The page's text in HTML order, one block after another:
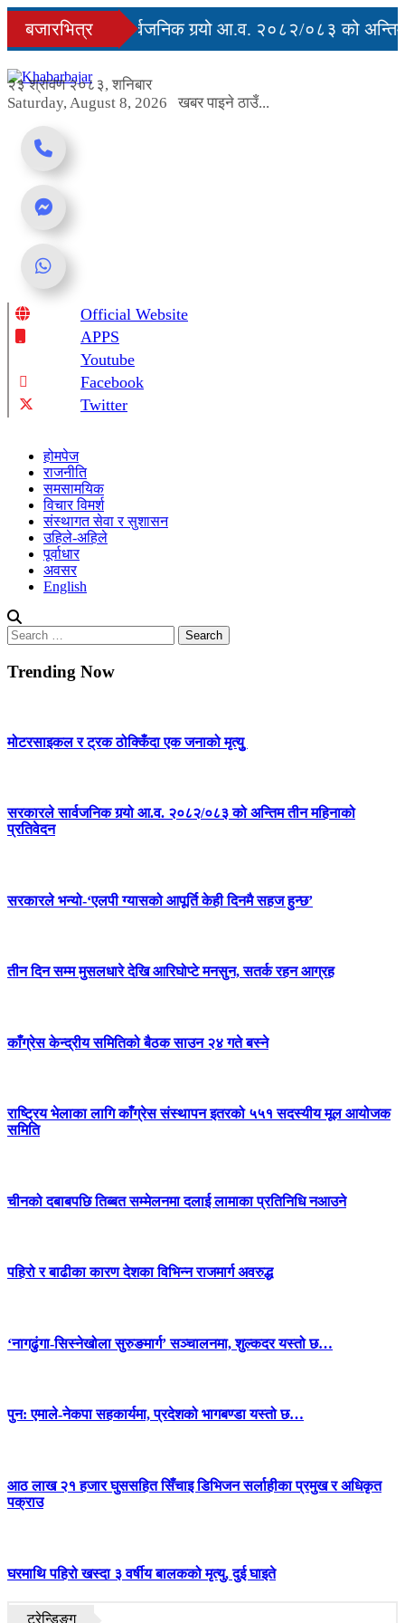
Skip
content
बजारभित्र
सरकारले सार्वजनिक गर्‍यो आ.व. २०८२/०८३ को अन्तिम
२३ श्रावण २०८३, शनिबार
Saturday, August 8, 2026
खबर पाइने ठाउँ...
Online News Portal
Official Website
APPS
Youtube
Facebook
Twitter
होमपेज
राजनीति
समसामयिक
विचार विमर्श
संस्थागत सेवा र सुशासन
उहिले-अहिले
पूर्वाधार
अवसर
English
Search
for:
Trending Now
मोटरसाइकल र ट्रक ठोक्किँदा एक जनाको मृत्युु
सरकारले सार्वजनिक गर्‍यो आ.व. २०८२/०८३ को अन्तिम तीन महिनाको
प्रतिवेदन
सरकारले भन्यो-‘एलपी ग्यासको आपूर्ति केही दिनमै सहज हुन्छ’
तीन दिन सम्म मुसलधारे देखि आरिघोप्टे मनसुन, सतर्क रहन आग्रह
काँग्रेस केन्द्रीय समितिको बैठक साउन २४ गते बस्ने
राष्ट्रिय भेलाका लागि काँग्रेस संस्थापन इतरको ५५१ सदस्यीय मूल आयोजक
समिति
चीनको दबाबपछि तिब्बत सम्मेलनमा दलाई लामाका प्रतिनिधि नआउने
पहिरो र बाढीका कारण देशका विभिन्न राजमार्ग अवरुद्ध
‘नागढुंगा-सिस्नेखोला सुरुङमार्ग’ सञ्चालनमा, शुल्कदर यस्तो छ…
पुन: एमाले-नेकपा सहकार्यमा, प्रदेशको भागबण्डा यस्तो छ…
आठ लाख २१ हजार घुससहित सिँचाइ डिभिजन सर्लाहीका प्रमुख र अधिकृत
पक्राउ
घरमाथि पहिरो खस्दा ३ वर्षीय बालकको मृत्यु, दुई घाइते
ट्रेन्डिङ्ग